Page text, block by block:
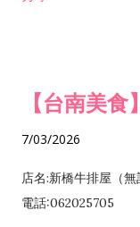
【台南美
7/03/2026
店名:新橋牛排屋（
電話:062025705